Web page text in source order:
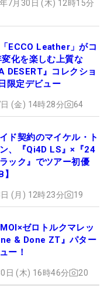
7月30日 (木) 12時15分
「ECCO Leather」がコ
化を楽しむ上質な
DESERT』コレクショ
限定デビュー
(金) 14時28分 64
ド契約のマイケル・ト
、『Qi4D LS』×『24
ック』でツアー初優
(月) 12時23分 19
ゼロトルクマレッ
& Done ZT』パター
ー！
日 (木) 16時46分 20